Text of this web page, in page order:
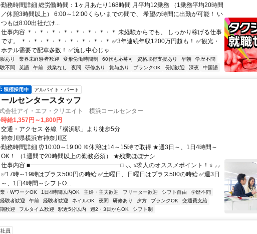
勤務時間詳細 総労働時間：1ヶ月あたり168時間 月平均12乗務 （1乗務平均20時間
／休憩3時間以上） 6:00～12:00くらいまでの間で、 希望の時間に出勤が可能！ い
つもは8:00出社だけ...
仕事内容 ＊・＊・＊・＊・＊・＊・＊・＊ 未経験からでも、 しっかり稼げる仕事
です。 ＊・＊・＊・＊・＊・＊・＊・＊ ✅3年連続年収1200万円超も！ ✅観光・
ホテル需要で配車多数！ ✅流し中心じゃ...
あり 業界未経験者歓迎 変形労働時間制 60代も応募可 資格取得支援あり 早朝
学歴不問
不問
英語 午前 残業なし 夜間 研修あり 賞与あり ブランクOK 長期歓迎 深夜 中国語
アルバイト・パート
ールセンタースタッフ
会社アイ・エフ・クリエイト 横浜コールセンター
時給1,357円～1,800円
交通・アクセス 各線「横浜駅」より徒歩5分
神奈川県横浜市神奈川区
勤務時間詳細 ⏰10:00～19:00 ※休憩は14～15時で取得 ★週3日～、1日4時間～
OK！ （1週間で20時間以上の勤務必須） ★残業ほぼナシ
仕事内容 ■━━━━━━━━━━━━━━━□ ⸜⸜ ⭐求人のオススメポイント！⭐ ⸝⸝
✅17時～19時はプラス500円の時給 ✅土曜日、日曜日はプラス500の時給 ✅週3日
～、1日4時間～シフトO...
・WワークOK 1日4時間以内OK 主婦・主夫歓迎 フリーター歓迎 シフト自由
学歴不問
験者歓迎
午前 経験者歓迎 ネイルOK 夜間 研修あり 夕方 ブランクOK
交通費支給
歓迎
フルタイム歓迎 駅近5分以内 週2・3日からOK シフト制
員